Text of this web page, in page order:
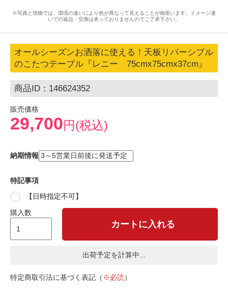
※写真と現物では、環境の違いにより色が異なって見えることが御座います。イメージ違
いでの返品・交換は承っておりませんのでご了承下さい。
オールシーズンお洒落に使える！天板リバーシブル
のこたつテーブル『レニー 75cmx75cmx37cm』
商品ID：146624352
販売価格
29,700円(税込)
納期情報
特記事項
【日時指定不可】
購入数
カートに入れる
出荷予定を計算中...
特定商取引法に基づく表記（ ※必読）